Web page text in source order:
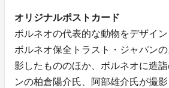
オリジナルポストカード
ボルネオの代表的な動物をデザイン
ボルネオ保全トラスト・ジャパン
影したもののほか、ボルネオに造
ンの柏倉陽介氏、阿部雄介氏が撮影